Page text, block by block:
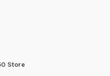
Store